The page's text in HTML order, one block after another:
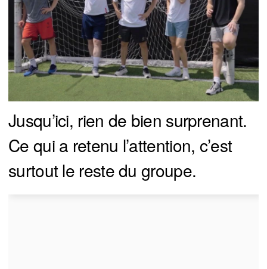
Jusqu’ici, rien de bien surprenant.
Ce qui a retenu l’attention, c’est
surtout le reste du groupe.